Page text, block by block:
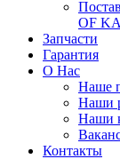
OF
Запчасти
Гарантия
О Нас
Наше
Наши
Наши
Контакты